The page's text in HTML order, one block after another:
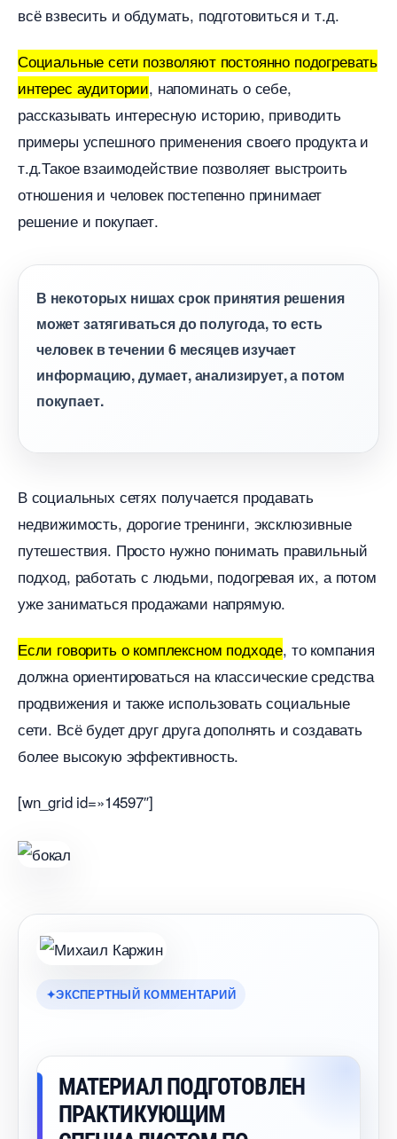
сё взвесить и обдумать, подготовиться и т.д.
Социальные сети позволяют постоянно подогревать
интерес аудитории, напоминать о себе,
рассказывать интересную историю, приводить
примеры успешного применения своего продукта и
т.д.Такое взаимодействие позволяет выстроить
отношения и человек постепенно принимает
решение и покупает.
некоторых нишах срок принятия решения
может затягиваться до полугода, то есть
человек в течении 6 месяцев изучает
информацию, думает, анализирует, а потом
покупает.
социальных сетях получается продавать
недвижимость, дорогие тренинги, эксклюзивные
путешествия. Просто нужно понимать правильный
подход, работать с людьми, подогревая их, а потом
уже заниматься продажами напрямую.
Если говорить о комплексном подходе, то компания
должна ориентироваться на классические средства
продвижения и также использовать социальные
сети. Всё будет друг друга дополнять и создавать
олее высокую эффективность.
[wn_grid id=»14597″]
ЭКСПЕРТНЫЙ КОММЕНТАРИЙ
МАТЕРИАЛ ПОДГОТОВЛЕН
ПРАКТИКУЮЩИМ